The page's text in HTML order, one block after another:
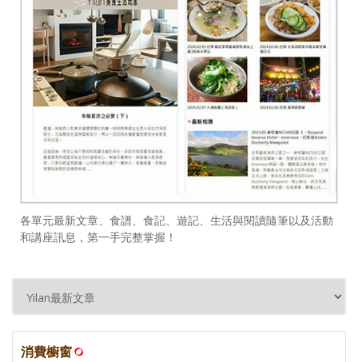
各單元最新文章、食譜、食記、遊記、生活與閱讀隨筆以及活動
和講座訊息，第一手完整掌握！
消費櫥窗